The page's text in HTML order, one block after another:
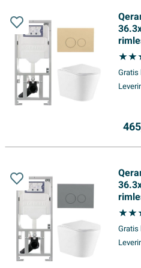
Gratis
Gratis